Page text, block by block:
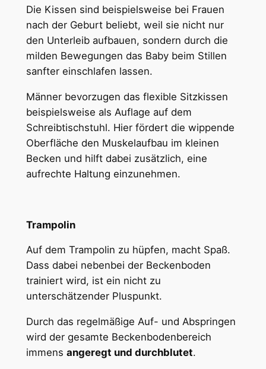
Die Kissen sind beispielsweise bei Frauen
nach der Geburt beliebt, weil sie nicht nur
den Unterleib aufbauen, sondern durch die
milden Bewegungen das Baby beim Stillen
sanfter einschlafen lassen.
Männer bevorzugen das flexible Sitzkissen
beispielsweise als Auflage auf dem
Schreibtischstuhl. Hier fördert die wippende
Oberfläche den Muskelaufbau im kleinen
Becken und hilft dabei zusätzlich, eine
aufrechte Haltung einzunehmen.
Trampolin
Auf dem Trampolin zu hüpfen, macht Spaß.
Dass dabei nebenbei der Beckenboden
trainiert wird, ist ein nicht zu
unterschätzender Pluspunkt.
Durch das regelmäßige Auf- und Abspringen
wird der gesamte Beckenbodenbereich
immens angeregt und durchblutet.